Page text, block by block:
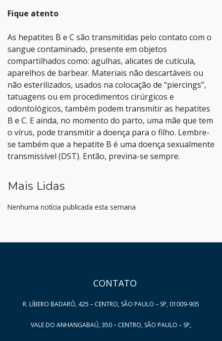
Fique atento
As hepatites B e C são transmitidas pelo contato com o
sangue contaminado, presente em objetos
compartilhados como: agulhas, alicates de cutícula,
aparelhos de barbear. Materiais não descartáveis ou
não esterilizados, usados na colocação de “piercings”,
tatuagens ou em procedimentos cirúrgicos e
odontológicos, também podem transmitir as hepatites
B e C. E ainda, no momento do parto, uma mãe que tem
o vírus, pode transmitir a doença para o filho. Lembre-
se também que a hepatite B é uma doença sexualmente
transmissível (DST). Então, previna-se sempre.
Mais Lidas
Nenhuma notícia publicada esta semana
CONTATO
R. LÍBERO BADARÓ, 425 – CENTRO, SÃO PAULO – SP, 01009-905
VALE DO ANHANGABAÚ, 350 – CENTRO, SÃO PAULO – SP,